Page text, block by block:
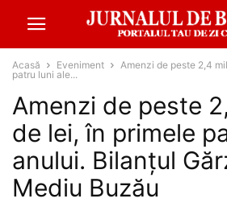
Acasă Eveniment
Amenzi de peste 2,4
patru luni ale...
Amenzi de peste
de lei, în primele
anului. Bilanțul
Mediu Buzău